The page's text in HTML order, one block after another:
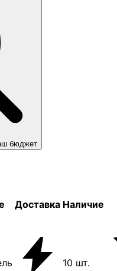
бюджет
Доставка Наличие
10 шт.